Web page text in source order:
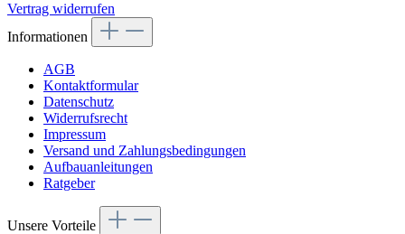
Vertrag widerrufen
Informationen
AGB
Kontaktformular
Datenschutz
Widerrufsrecht
Impressum
Versand und Zahlungsbedingungen
Aufbauanleitungen
Ratgeber
Unsere Vorteile